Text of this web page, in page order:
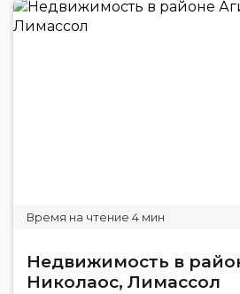
Недвижимость в
Николаос, Лимассол